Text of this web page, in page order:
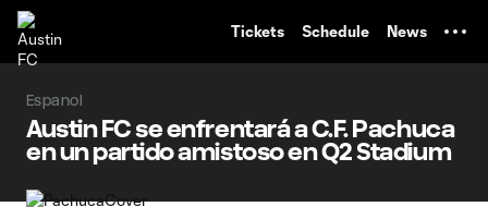
Tickets Schedule News
Espanol
Austin FC se enfrentará a C.F. Pachuca
en un partido amistoso en Q2 Stadium